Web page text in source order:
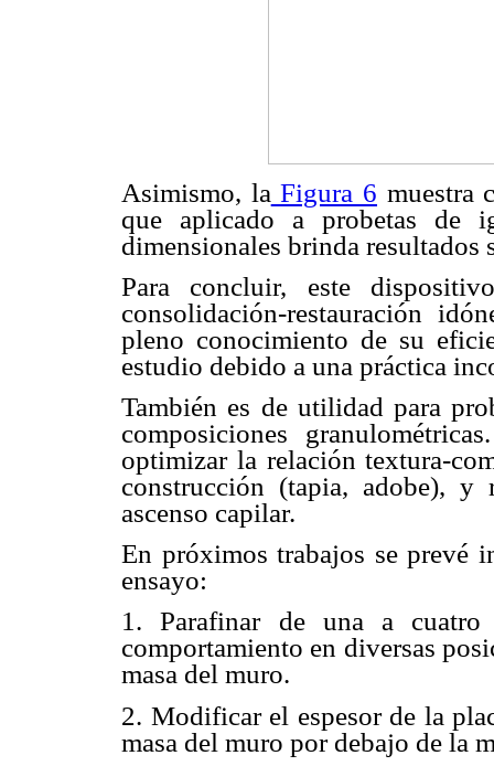
Asimismo, la Figura 6 muestra
que aplicado a probetas de
dimensionales brinda resultados
Para concluir, este
consolidación-restauración
pleno conocimiento de su
estudio debido a una práctica
También es de utilidad para
composiciones
optimizar la relación textura-
construcción (tapia, adobe),
ascenso capilar.
En próximos trabajos se prevé
ensayo:
1. Parafinar de una a
comportamiento en diversas
masa del muro.
2. Modificar el espesor de la
masa del muro por debajo de la